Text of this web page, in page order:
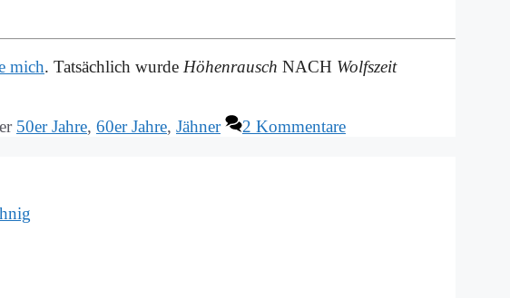
mich. Tatsächlich wurde Höhenrausch NACH Wolfszeit
50er Jahre, 60er Jahre, Jähner 2 Kommentare